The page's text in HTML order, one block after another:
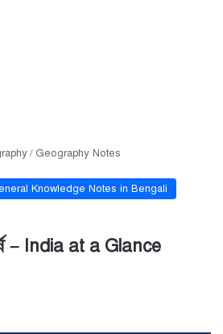
/ Geography Notes
Knowledge Notes in Bengali
– India at a Glance